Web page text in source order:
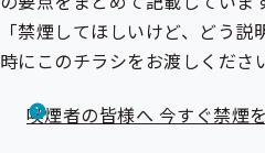
「禁煙してほしいけど、どう
時にこのチラシをお渡しくださ
喫煙者の皆様へ 今すぐ禁煙